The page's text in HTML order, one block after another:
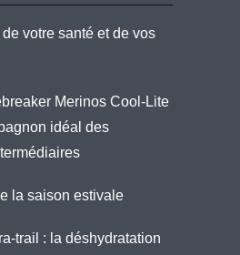
de votre santé et de vos
Merinos Cool-Lite
idéal des
la saison estivale
trail : la déshydratation